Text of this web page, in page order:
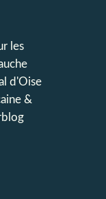
les
d'Oise
&